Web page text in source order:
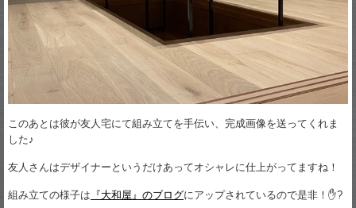
このあとは彼が友人宅にて組み立てを手伝い、完成画像を送ってくれま
した♪
友人さんはデザイナーというだけあってオシャレに仕上がってますね！
組み立ての様子は 『大和屋』のブログにアップされているので是非！✋?